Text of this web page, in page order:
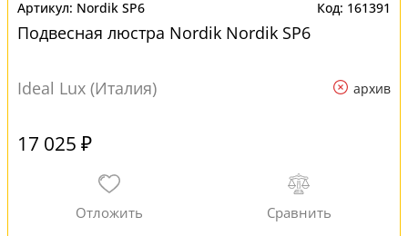
Nordik SP6 161391
Подвесная люстра Nordik Nordik SP6
Ideal Lux (Италия) архив
17 025 ₽